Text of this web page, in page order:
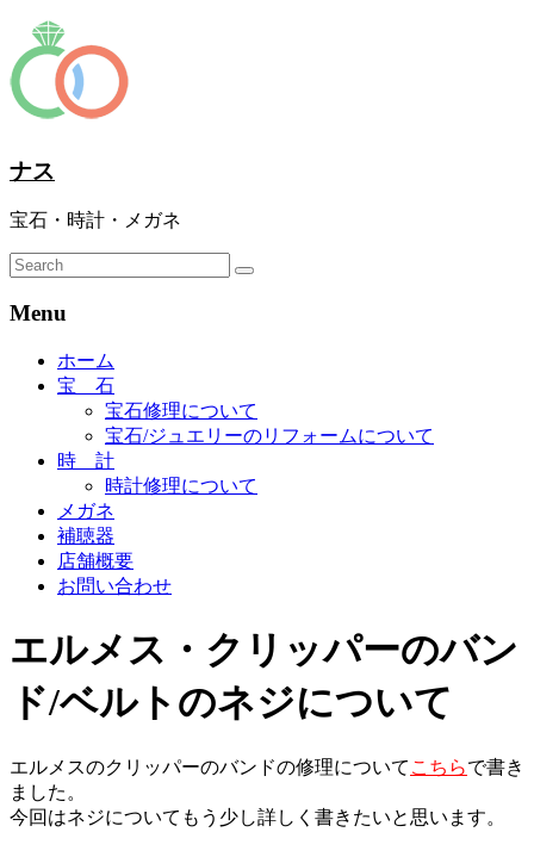
ナス
宝石・時計・メガネ
Menu
ホーム
宝 石
宝石修理について
宝石/ジュエリーのリフォームについて
時 計
時計修理について
メガネ
補聴器
店舗概要
お問い合わせ
エルメス・クリッパーのバン
ド/ベルトのネジについて
エルメスのクリッパーのバンドの修理について こちらで書き
ました。
今回はネジについてもう少し詳しく書きたいと思います。